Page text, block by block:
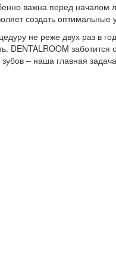
важна перед началом
создать
не реже двух раз в
DENTALROOM
– наша главная